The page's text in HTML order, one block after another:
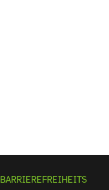
BARRIEREFREIHEITS